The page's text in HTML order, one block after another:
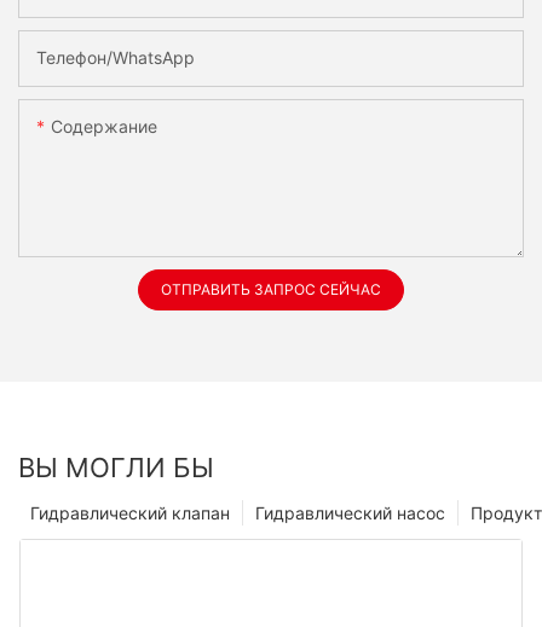
Телефон/WhatsApp
Содержание
ОТПРАВИТЬ ЗАПРОС СЕЙЧАС
ВЫ МОГЛИ БЫ
Гидравлический насос
Гидравлический клапан